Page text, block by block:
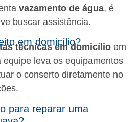
vazamento de água, é
buscar assistência.
em domicílio?
técnicas em domicílio em
leva os equipamentos
o conserto diretamente no
para reparar uma